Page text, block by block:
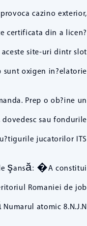
cazino exterior,
certificata din a licen?
site-uri dintr slot
oxigen in?elatorie.
Prep o ob?ine un
sau fondurile
jucatorilor ITS.
de şansă: �A constitui
Romaniei de job
atomic 8.N.J.N.�